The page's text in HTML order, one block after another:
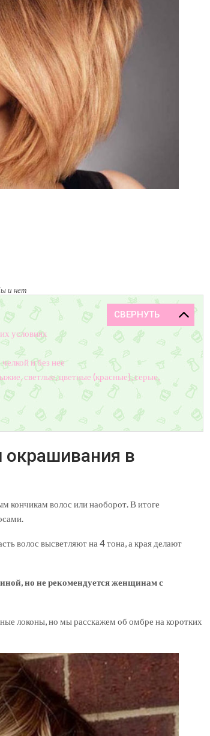
и нет
условиях
и без нее
светлые, цветные (красные), серые,
окрашивания в
кончикам волос или наоборот. В итоге
волос высветляют на 4 тона, а края делают
но не рекомендуется женщинам с
локоны, но мы расскажем об омбре на коротких